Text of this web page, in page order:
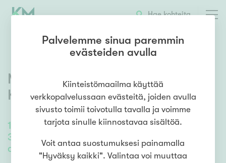
Hae kohteita
134 /134m²
3mh, oh, k, työh., vh, kph/s, 2 wc, var.,
autotalli
Mäenpääntie 1,Kuusankoski
Kouvola
Palvelemme sinua paremmin
evästeiden avulla
Kiinteistömaailma käyttää
verkkopalvelussaan evästeitä, joiden avulla
sivusto toimii toivotulla tavalla ja voimme
tarjota sinulle kiinnostavaa sisältöä.
Voit antaa suostumuksesi painamalla
"Hyväksy kaikki". Valintaa voi muuttaa